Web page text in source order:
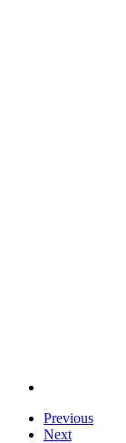
Previous
Next